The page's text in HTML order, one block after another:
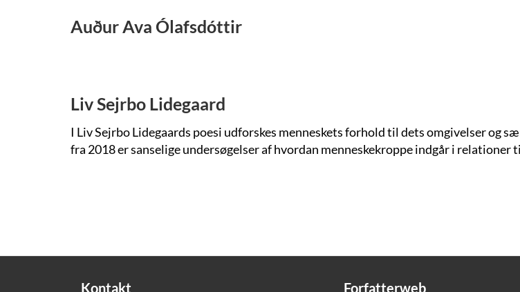
Auður Ava Ólafsdóttir
Liv Sejrbo Lidegaard
I Liv Sejrbo Lidegaards poesi udforskes menneskets forhold til dets omgivelser og
fra 2018 er sanselige undersøgelser af hvordan menneskekroppe indgår i relationer
Kontakt Forfatterweb